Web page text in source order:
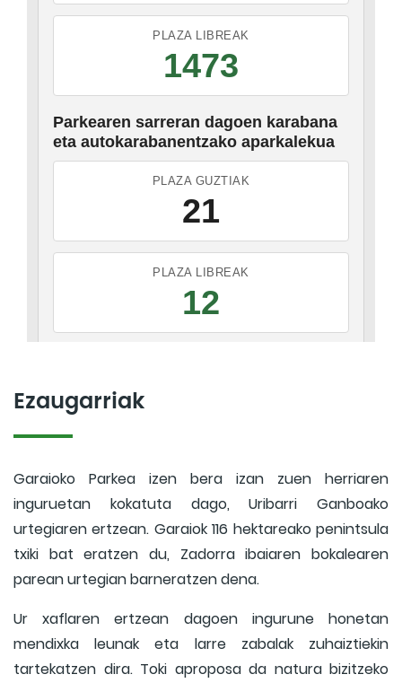
Ezaugarriak
Garaioko Parkea izen bera izan zuen herriaren
inguruetan kokatuta dago, Uribarri Ganboako
urtegiaren ertzean. Garaiok 116 hektareako penintsula
txiki bat eratzen du, Zadorra ibaiaren bokalearen
parean urtegian barneratzen dena.
Ur xaflaren ertzean dagoen ingurune honetan
mendixka leunak eta larre zabalak zuhaiztiekin
tartekatzen dira. Toki aproposa da natura bizitzeko